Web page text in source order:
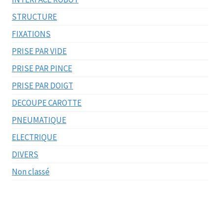
STRUCTURE
FIXATIONS
PRISE PAR VIDE
PRISE PAR PINCE
PRISE PAR DOIGT
DECOUPE CAROTTE
PNEUMATIQUE
ELECTRIQUE
DIVERS
Non classé